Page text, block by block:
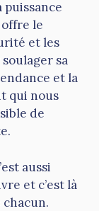
puissance
le
et les
sa
et la
qui nous
de
aussi
et c’est là
chacun.